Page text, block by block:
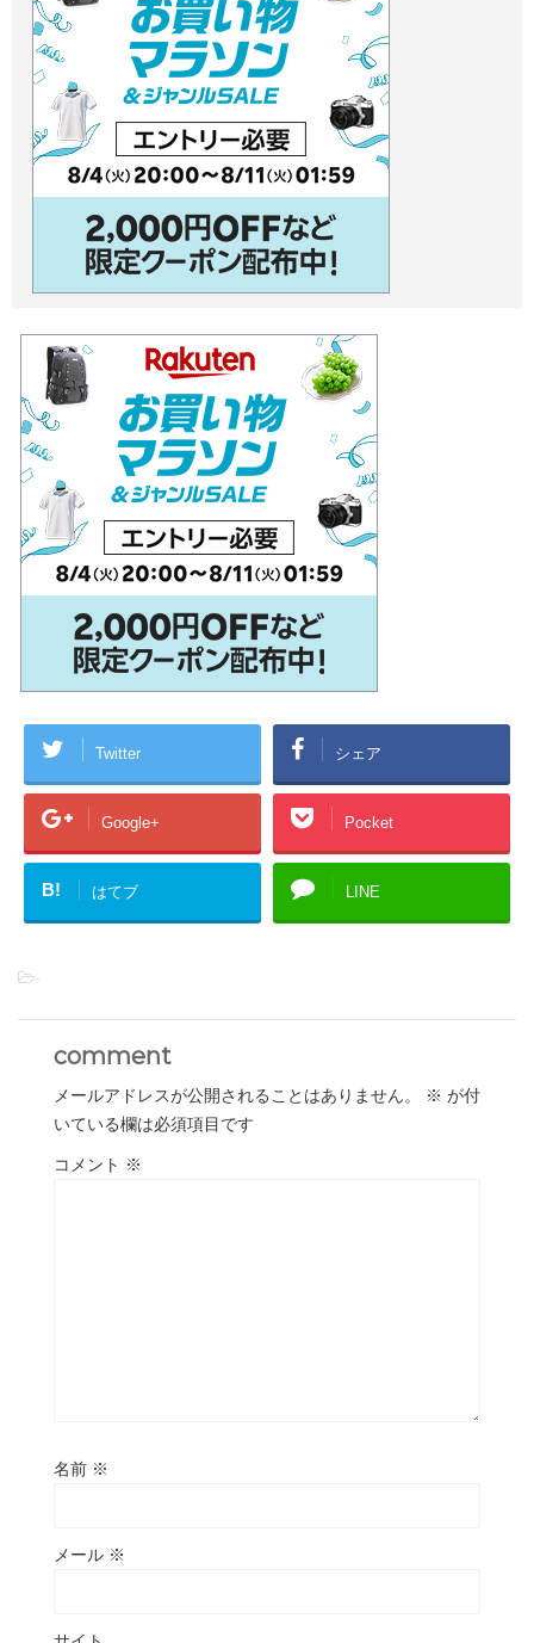
Twitter シェア
Google+ Pocket
B! はてブ LINE
-
comment
メールアドレスが公開されることはありません。 ※ が付
いている欄は必須項目です
コメント ※
名前 ※
メール ※